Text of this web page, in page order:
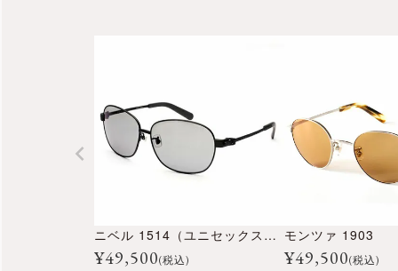
ニベル 1514（ユニセックスコレクション）
¥49,500(税込)
モンツァ 1903
¥49,500(税込)